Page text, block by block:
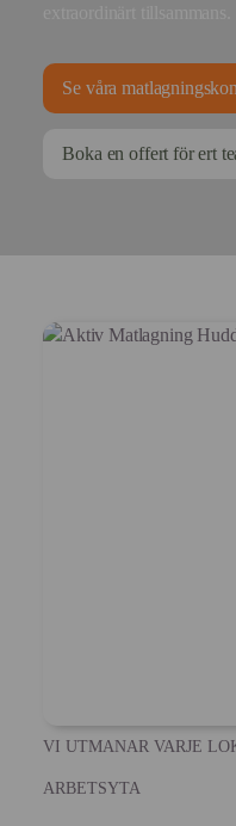
Se våra
Boka en offert för ert
VI UTMANAR VARJE
ARBETSYTA